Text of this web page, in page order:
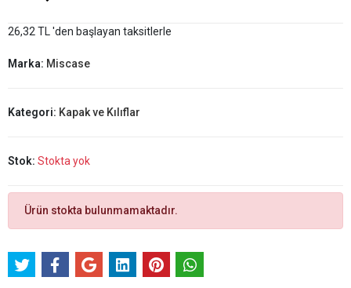
26,32 TL 'den başlayan taksitlerle
Marka: Miscase
Kategori: Kapak ve Kılıflar
Stok: Stokta yok
Ürün stokta bulunmamaktadır.